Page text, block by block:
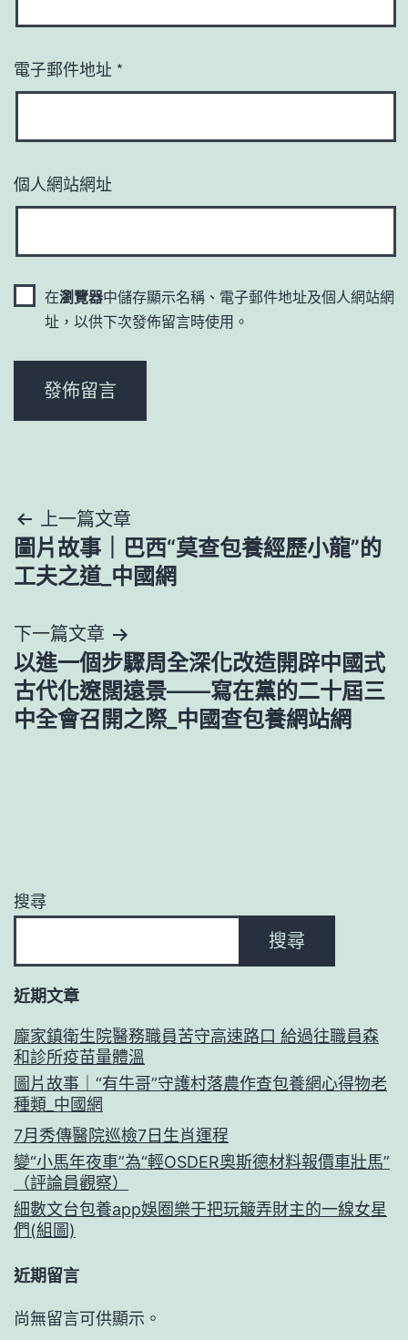
電子郵件地址 *
個人網站網址
在瀏覽器中儲存顯示名稱、電子郵件地址及個人網站網
址，以供下次發佈留言時使用。
文
章
覽
上一篇文章
圖片故事｜巴西“莫查包養經歷小龍”的
工夫之道_中國網
下一篇文章
以進一個步驟周全深化改造開辟中國式
古代化遼闊遠景——寫在黨的二十屆三
中全會召開之際_中國查包養網站網
搜尋
搜尋
近期文章
龐家鎮衛生院醫務職員苦守高速路口 給過往職員森
和診所疫苗量體溫
圖片故事｜“有牛哥”守護村落農作查包養網心得物老
種類_中國網
7月秀傳醫院巡檢7日生肖運程
變“小馬年夜車”為“輕OSDER奧斯德材料報價車壯馬”
（評論員觀察）
細數文台包養app娛圈樂于把玩簸弄財主的一線女星
們(組圖)
近期留言
尚無留言可供顯示。